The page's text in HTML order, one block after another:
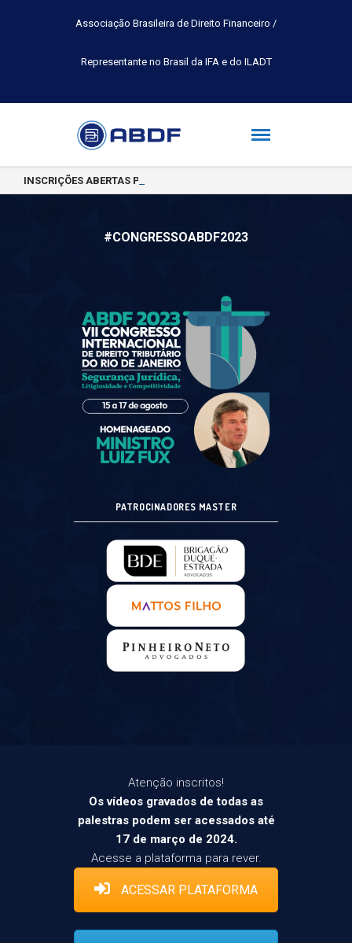
Associação Brasileira de Direito Financeiro /
Representante no Brasil da IFA e do ILADT
INSCRIÇÕES ABERTAS PARA A TURMA 2026.2 DA PÓS-
#CONGRESSOABDF2023
PATROCINADORES MASTER
Atenção inscritos!
Os vídeos gravados de todas as
palestras podem ser acessados até
17 de março de 2024.
Acesse a plataforma para rever.
ACESSAR PLATAFORMA